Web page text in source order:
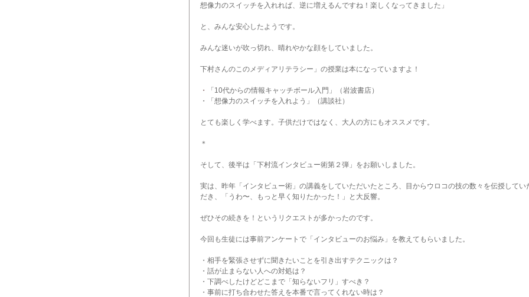
想像力のスイッチを入れれば、逆に増えるんですね！楽しくなってきました」
と、みんな安心したようです。
みんな迷いが吹っ切れ、晴れやかな顔をしていました。
下村さんのこのメディアリテラシー」の授業は本になっていますよ！
・
「10代からの情報キャッチボール入門」（岩波書店）
・「想像力のスイッチを入れよう」（講談社）
とても楽しく学べます。子供だけではなく、大人の方にもオススメです。
＊
そして、後半は「下村流インタビュー術第２弾」をお願いしました。
実は、昨年「インタビュー術」の講義をしていただいたところ、目からウロコの技の数々を伝授してい
だき、「うわ〜、もっと早く知りたかった！」と大反響。
ぜひその続きを！というリクエストが多かったのです。
今回も生徒には事前アンケートで「インタビューのお悩み」を教えてもらいました。
・相手を緊張させずに聞きたいことを引き出すテクニックは？
・話が止まらない人への対処は？
・下調べしたけどどこまで「知らないフリ」すべき？
・事前に打ち合わせた答えを本番で言ってくれない時は？